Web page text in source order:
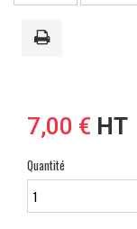
7,00 € HT
Quantité